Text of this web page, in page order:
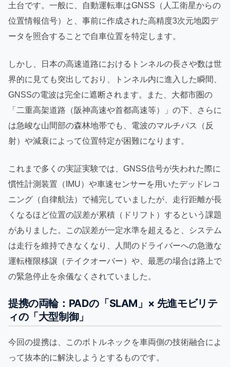
土台です。一般に、自動運転車はGNSS（人工衛星からの
位置情報信号）と、事前に作成された高精度3次元地図デ
ータを照合することで自車位置を特定します。
しかし、日本の高速道路におけるトンネルの長さや数は世
界的に見ても突出しており、トンネル内に進入した瞬間、
GNSSの電波は完全に遮断されます。また、大都市圏の
「二重高架道路（阪神高速や首都高速等）」の下、さらに
は急峻な山間部の森林地帯でも、電波のマルチパス（反
射）や減衰によって位置特定が困難になります。
これまで多くの実証実験では、GNSS信号が失われた際に
慣性計測装置（IMU）や車速センサーを用いたデッドレコ
ニング（自律航法）で補完していましたが、走行距離が長
くなるほど位置の誤差が累積（ドリフト）するという課題
がありました。この誤差が一定水準を超えると、システム
は走行を維持できなくなり、人間のドライバーへの急激な
運転権限移譲（テイクオーバー）や、最悪の場合は路上で
の緊急停止を余儀なくされていました。
提携の両輪：PADの「SLAM」× 先進モビリテ
ィの「大型制御」
今回の提携は、このボトルネックを車両側の技術融合によ
って抜本的に解決しようとするものです。